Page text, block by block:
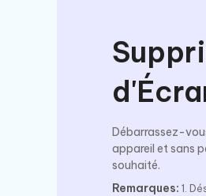
Débarrassez-
appareil et sans
souhaité.
Remarques: 1.